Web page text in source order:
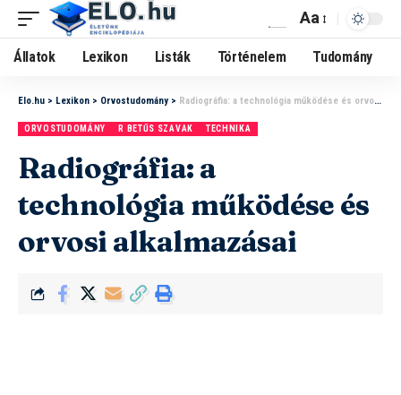
Aa
Állatok Lexikon Listák Történelem Tudomány
Elo.hu > Lexikon > Orvostudomány > Radiográfia: a technológia működése és orvosi alkalmazásai
ORVOSTUDOMÁNY R BETŰS SZAVAK TECHNIKA
Radiográfia: a
technológia működése és
orvosi alkalmazásai